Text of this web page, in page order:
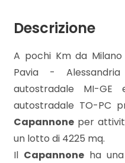
Descrizione
A pochi Km da Milano
Pavia -
autostradale MI-
autostradale TO-PC
Capannone per
un lotto di 4225 mq.
Il Capannone ha
Prezzo
Totale
mq